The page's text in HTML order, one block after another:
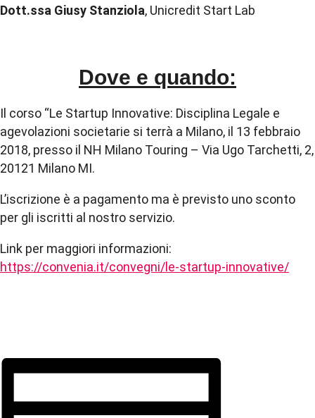
Dott.ssa Giusy Stanziola, Unicredit Start Lab
Dove e quando:
Il corso “Le Startup Innovative: Disciplina Legale e
agevolazioni societarie si terrà a Milano, il 13 febbraio
2018, presso il NH Milano Touring – Via Ugo Tarchetti, 2,
20121 Milano MI.
L’iscrizione è a pagamento ma è previsto uno sconto
per gli iscritti al nostro servizio.
Link per maggiori informazioni:
https://convenia.it/convegni/le-startup-innovative/